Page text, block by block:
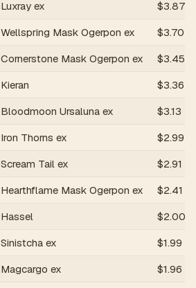
Luxray ex $3.87
Wellspring Mask Ogerpon ex $3.70
Cornerstone Mask Ogerpon ex $3.45
Kieran $3.36
Bloodmoon Ursaluna ex $3.13
Iron Thorns ex $2.99
Scream Tail ex $2.91
Hearthflame Mask Ogerpon ex $2.41
Hassel $2.00
Sinistcha ex $1.99
Magcargo ex $1.96